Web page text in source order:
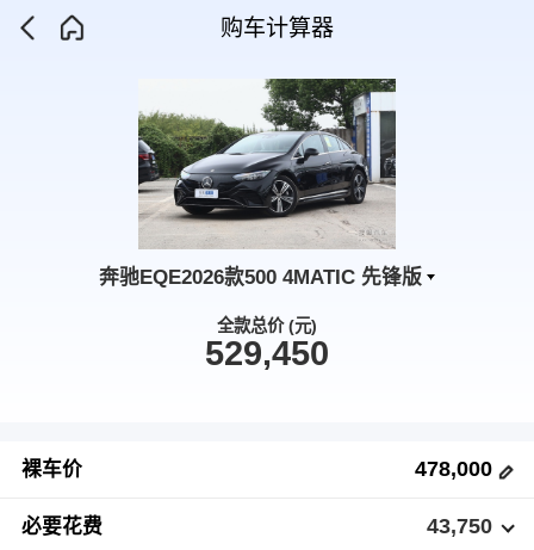
购车计算器
奔驰EQE2026款500 4MATIC 先锋版
全款总价 (元)
529,450
裸车价 478,000
必要花费 43,750